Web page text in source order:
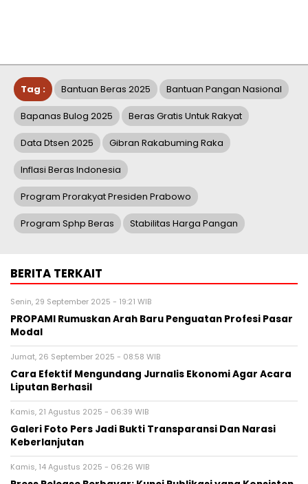
Tag : Bantuan Beras 2025 Bantuan Pangan Nasional
Bapanas Bulog 2025 Beras Gratis Untuk Rakyat
Data Dtsen 2025 Gibran Rakabuming Raka
Inflasi Beras Indonesia
Program Prorakyat Presiden Prabowo
Program Sphp Beras Stabilitas Harga Pangan
BERITA TERKAIT
Senin, 29 September 2025 - 19:21 WIB
PROPAMI Rumuskan Arah Baru Penguatan Profesi Pasar
Modal
Jumat, 26 September 2025 - 08:58 WIB
Cara Efektif Mengundang Jurnalis Ekonomi Agar Acara
Liputan Berhasil
Kamis, 21 Agustus 2025 - 06:39 WIB
Galeri Foto Pers Jadi Bukti Transparansi Dan Narasi
Keberlanjutan
Kamis, 14 Agustus 2025 - 06:26 WIB